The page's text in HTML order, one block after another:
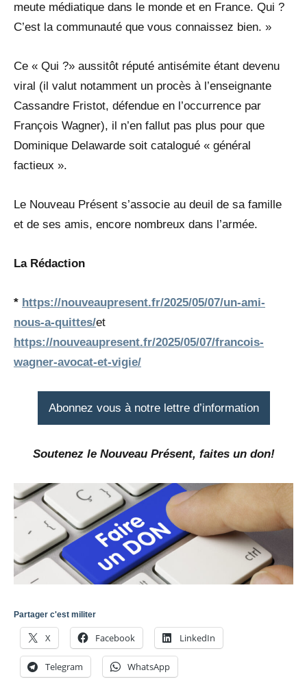
meute médiatique dans le monde et en France. Qui ?
C’est la communauté que vous connaissez bien. »
Ce « Qui ?» aussitôt réputé antisémite étant devenu
viral (il valut notamment un procès à l’enseignante
Cassandre Fristot, défendue en l’occurrence par
François Wagner), il n’en fallut pas plus pour que
Dominique Delawarde soit catalogué « général
factieux ».
Le Nouveau Présent s’associe au deuil de sa famille
et de ses amis, encore nombreux dans l’armée.
La Rédaction
* https://nouveaupresent.fr/2025/05/07/un-ami-
nous-a-quittes/et
https://nouveaupresent.fr/2025/05/07/francois-
wagner-avocat-et-vigie/
Abonnez vous à notre lettre d’information
Soutenez le Nouveau Présent, faites un don!
Partager c'est militer
X Facebook LinkedIn
Telegram WhatsApp